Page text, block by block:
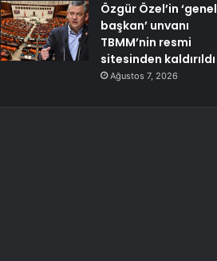
Özgür Özel’in ‘genel
başkan’ unvanı
TBMM’nin resmi
sitesinden kaldırıldı
Ağustos 7, 2026